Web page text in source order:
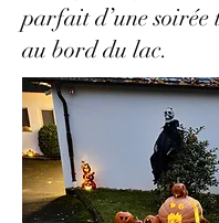
parfait d’une
au bord du lac.